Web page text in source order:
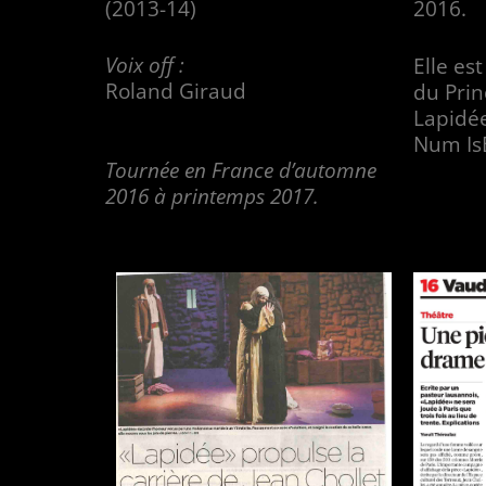
(2013-14)
Voix off :
Roland Giraud
Tournée en France d’automne
2016 à printemps 2017.
2016.
Elle
du
Num